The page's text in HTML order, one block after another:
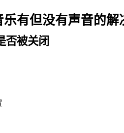
有但没有声音的解
否被关闭